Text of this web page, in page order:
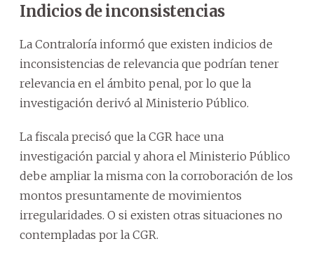
Indicios de inconsistencias
La Contraloría informó que existen indicios de
inconsistencias de relevancia que podrían tener
relevancia en el ámbito penal, por lo que la
investigación derivó al Ministerio Público.
La fiscala precisó que la CGR hace una
investigación parcial y ahora el Ministerio Público
debe ampliar la misma con la corroboración de los
montos presuntamente de movimientos
irregularidades. O si existen otras situaciones no
contempladas por la CGR.